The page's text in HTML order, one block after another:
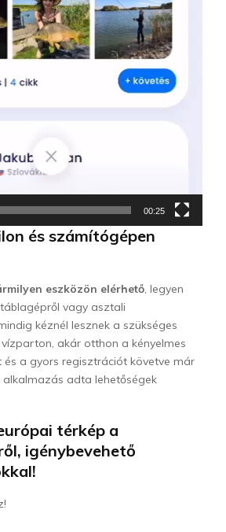
00:25
és számítógépen
eszközön elérhető, legyen
vagy asztali
kéznél lesznek a szükséges
akár otthon a kényelmes
és a gyors regisztrációt követve már
adta lehetőségek
térkép a
igénybevehető